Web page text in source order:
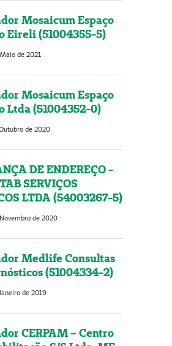
Mosaicum Espaço
Eireli (51004355-5)
de 2021
Mosaicum Espaço
Ltda (51004352-0)
de 2020
DE ENDEREÇO -
SERVIÇOS
LTDA (54003267-5)
de 2020
Medlife Consultas
(51004334-2)
de 2019
CERPAM – Centro